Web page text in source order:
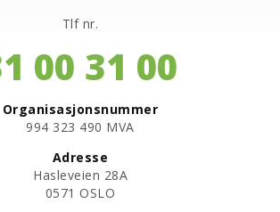
Tlf nr.
00 31 00
Organisasjonsnummer
​994 323 490 MVA
Adresse
Hasleveien 28A
0571 OSLO